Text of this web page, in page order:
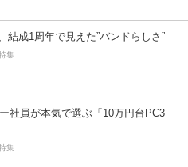
結成1周年で見えた”バンドらしさ”
集
社員が本気で選ぶ「10万円台PC3
集